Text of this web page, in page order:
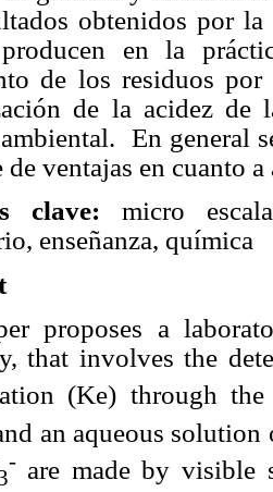
obtenidos por
en la
de los residuos
de la acidez de
En general
de ventajas en cuanto
clave: micro
enseñanza, química
proposes a
that involves the
(Ke) through
an aqueous
- are made by visible